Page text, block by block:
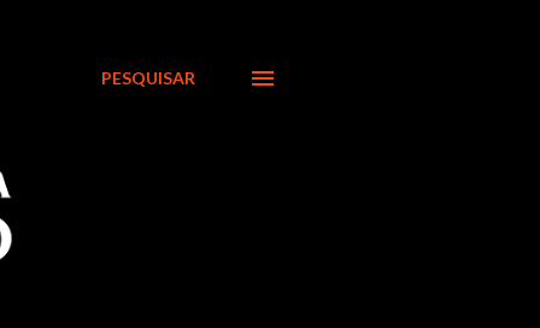
PESQUISAR